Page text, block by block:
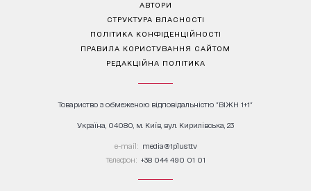
АВТОРИ
СТРУКТУРА ВЛАСНОСТІ
ПОЛІТИКА КОНФІДЕНЦІЙНОСТІ
ПРАВИЛА КОРИСТУВАННЯ САЙТОМ
РЕДАКЦІЙНА ПОЛІТИКА
Товариство з обмеженою відповідальністю "ВІЖН 1+1"
Україна, 04080, м. Київ, вул. Кирилівська, 23
е-mail: media@1plus1.tv
Телефон: +38 044 490 01 01